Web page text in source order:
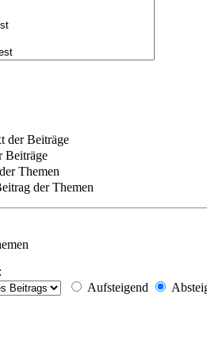
der Beiträge
Beiträge
Themen
der Themen
Aufsteigend